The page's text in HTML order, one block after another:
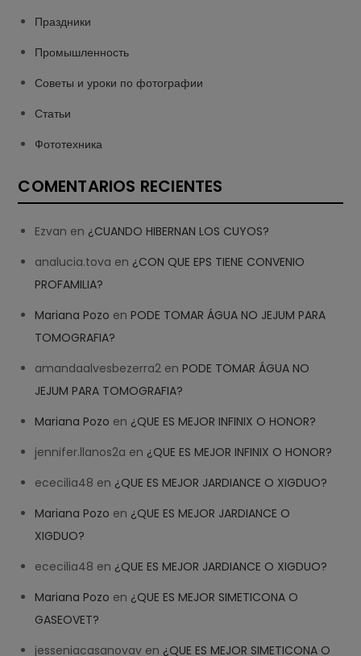
Праздники
Промышленность
Советы и уроки по фотографии
Статьи
Фототехника
COMENTARIOS RECIENTES
Ezvan en ¿CUANDO HIBERNAN LOS CUYOS?
analucia.tova en ¿CON QUE EPS TIENE CONVENIO
PROFAMILIA?
Mariana Pozo enPODE TOMAR ÁGUA NO JEJUM PARA
TOMOGRAFIA?
amandaalvesbezerra2 enPODE TOMAR ÁGUA NO
JEJUM PARA TOMOGRAFIA?
Mariana Pozo en ¿QUE ES MEJOR INFINIX O HONOR?
jennifer.llanos2a en ¿QUE ES MEJOR INFINIX O HONOR?
ececilia48 en ¿QUE ES MEJOR JARDIANCE O XIGDUO?
Mariana Pozo en ¿QUE ES MEJOR JARDIANCE O
XIGDUO?
ececilia48 en ¿QUE ES MEJOR JARDIANCE O XIGDUO?
Mariana Pozo en ¿QUE ES MEJOR SIMETICONA O
GASEOVET?
jesseniacasanovav en ¿QUE ES MEJOR SIMETICONA O